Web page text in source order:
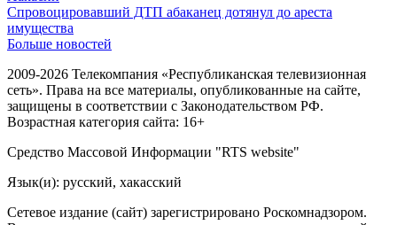
Спровоцировавший ДТП абаканец дотянул до ареста
имущества
Больше новостей
2009-2026 Телекомпания «Республиканская телевизионная
сеть». Права на все материалы, опубликованные на сайте,
защищены в соответствии с Законодательством РФ.
Возрастная категория сайта: 16+
Средство Массовой Информации "RTS website"
Язык(и): русский, хакасский
Сетевое издание (сайт) зарегистрировано Роскомнадзором.